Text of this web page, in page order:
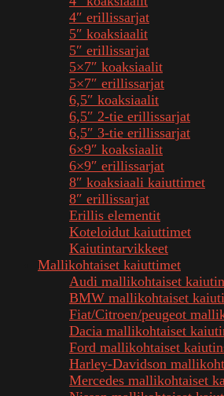
4″ erillissarjat
5″ koaksiaalit
5″ erillissarjat
5×7″ koaksiaalit
5×7″ erillissarjat
6,5″ koaksiaalit
6,5″ 2-tie erillissarjat
6,5″ 3-tie erillissarjat
6×9″ koaksiaalit
6×9″ erillissarjat
8″ koaksiaali kaiuttimet
8″ erillissarjat
Erillis elementit
Koteloidut kaiuttimet
Kaiutintarvikkeet
Mallikohtaiset kaiuttimet
Audi mallikohtaiset
BMW mallikohtaiset
Fiat/Citroen/peugeot
Dacia mallikohtaiset
Ford mallikohtaiset
Harley-Davidson
Mercedes mallikohtaiset